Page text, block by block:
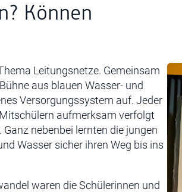
Können
Leitungsnetze. Gemeinsam
aus blauen Wasser- und
Versorgungssystem auf. Jeder
aufmerksam verfolgt
nebenbei lernten die jungen
Wasser sicher ihren Weg bis ins
waren die Schülerinnen und